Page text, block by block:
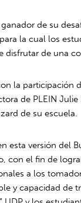
de su
la cual los
de una
la participación
de PLEIN
de su escuela.
esta versión del
con el fin de
a los
y capacidad de